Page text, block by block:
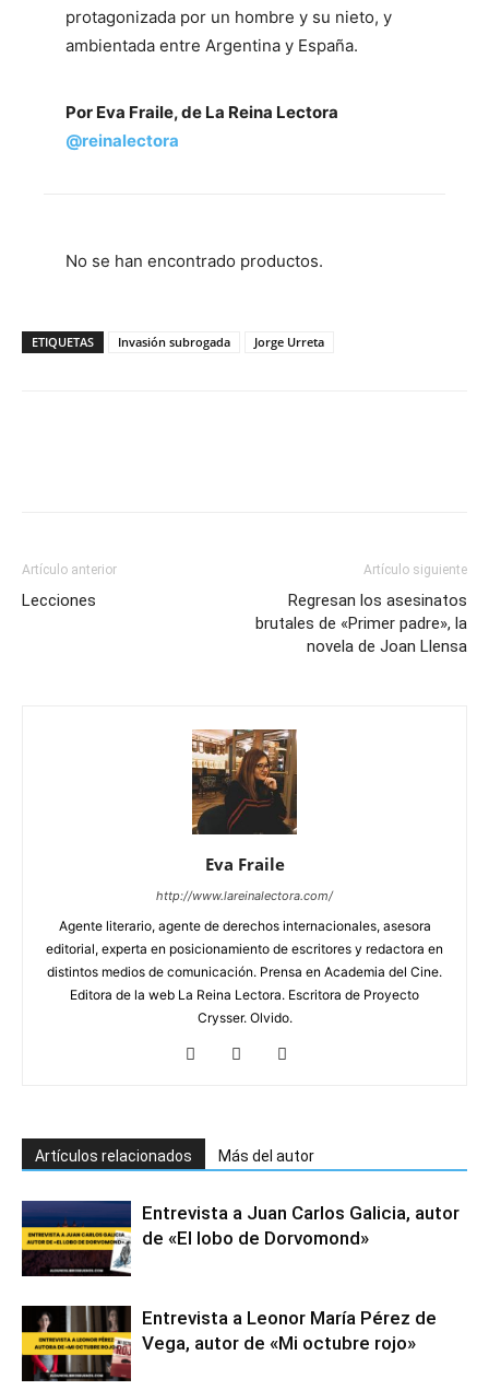
protagonizada por un hombre y su nieto, y
ambientada entre Argentina y España.
Por Eva Fraile, de La Reina Lectora
@reinalectora
No se han encontrado productos.
ETIQUETAS Invasión subrogada Jorge Urreta
Artículo anterior
Lecciones
Artículo siguiente
Regresan los asesinatos
brutales de «Primer padre», la
novela de Joan Llensa
Eva Fraile
http://www.lareinalectora.com/
Agente literario, agente de derechos internacionales, asesora
editorial, experta en posicionamiento de escritores y redactora en
distintos medios de comunicación. Prensa en Academia del Cine.
Editora de la web La Reina Lectora. Escritora de Proyecto
Crysser. Olvido.
Artículos relacionados Más del autor
Entrevista a Juan Carlos Galicia, autor
de «El lobo de Dorvomond»
Entrevista a Leonor María Pérez de
Vega, autor de «Mi octubre rojo»